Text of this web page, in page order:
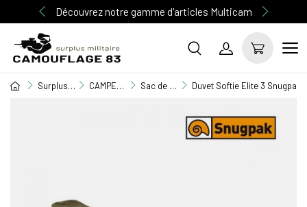
Découvrez notre gamme d'articles Multicam
Surplus Militaire CAMPEMENT / BIVOUAC Sac de couchage Duvet Softie Elite 3 Snugpak